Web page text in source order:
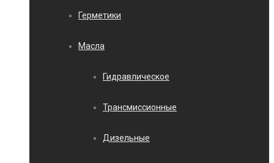
Герметики
Масла
Гидравлическое
Трансмиссионные
Дизельные